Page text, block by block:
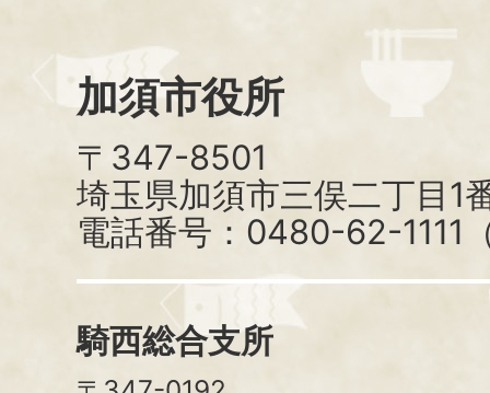
加須市役所
〒347-8501
埼玉県加須市三俣二丁目1
電話番号：0480-62-1111
騎西総合支所